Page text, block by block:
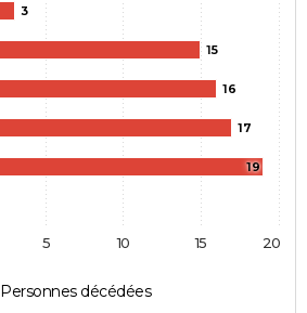
3
15
16
17
19
Personnes décédées
5 10 15 20